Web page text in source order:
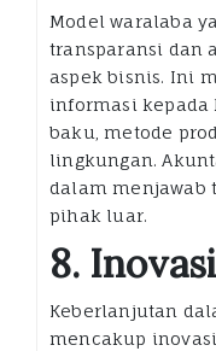
Model waralaba
transparansi dan
aspek bisnis. Ini
informasi kepada
baku, metode
lingkungan.
dalam menjawab
pihak luar.
8.
Keberlanjutan
mencakup